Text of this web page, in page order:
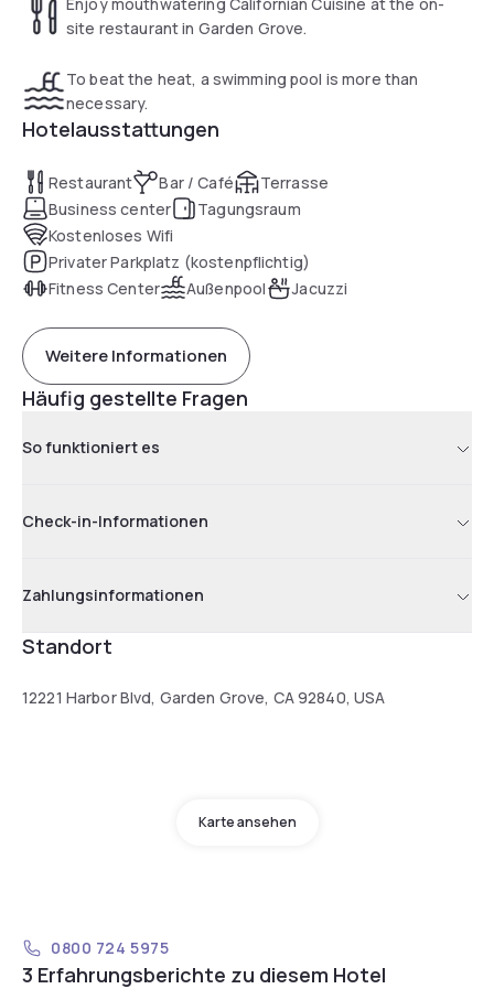
site restaurant in Garden Grove.
To beat the heat, a swimming pool is more than
necessary.
Hotelausstattungen
Restaurant Bar / Café
Terrasse
Business center
Tagungsraum
Kostenloses Wifi
Privater Parkplatz (kostenpflichtig)
Fitness Center
Außenpool Jacuzzi
Weitere Informationen
Häufig gestellte Fragen
So funktioniert es
Check-in-Informationen
Zahlungsinformationen
Standort
12221 Harbor Blvd, Garden Grove, CA 92840, USA
Karte ansehen
0800 724 5975
3 Erfahrungsberichte zu diesem Hotel